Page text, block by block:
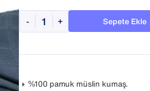
- + Sepete Ekle
%100 pamuk müslin kumaş.